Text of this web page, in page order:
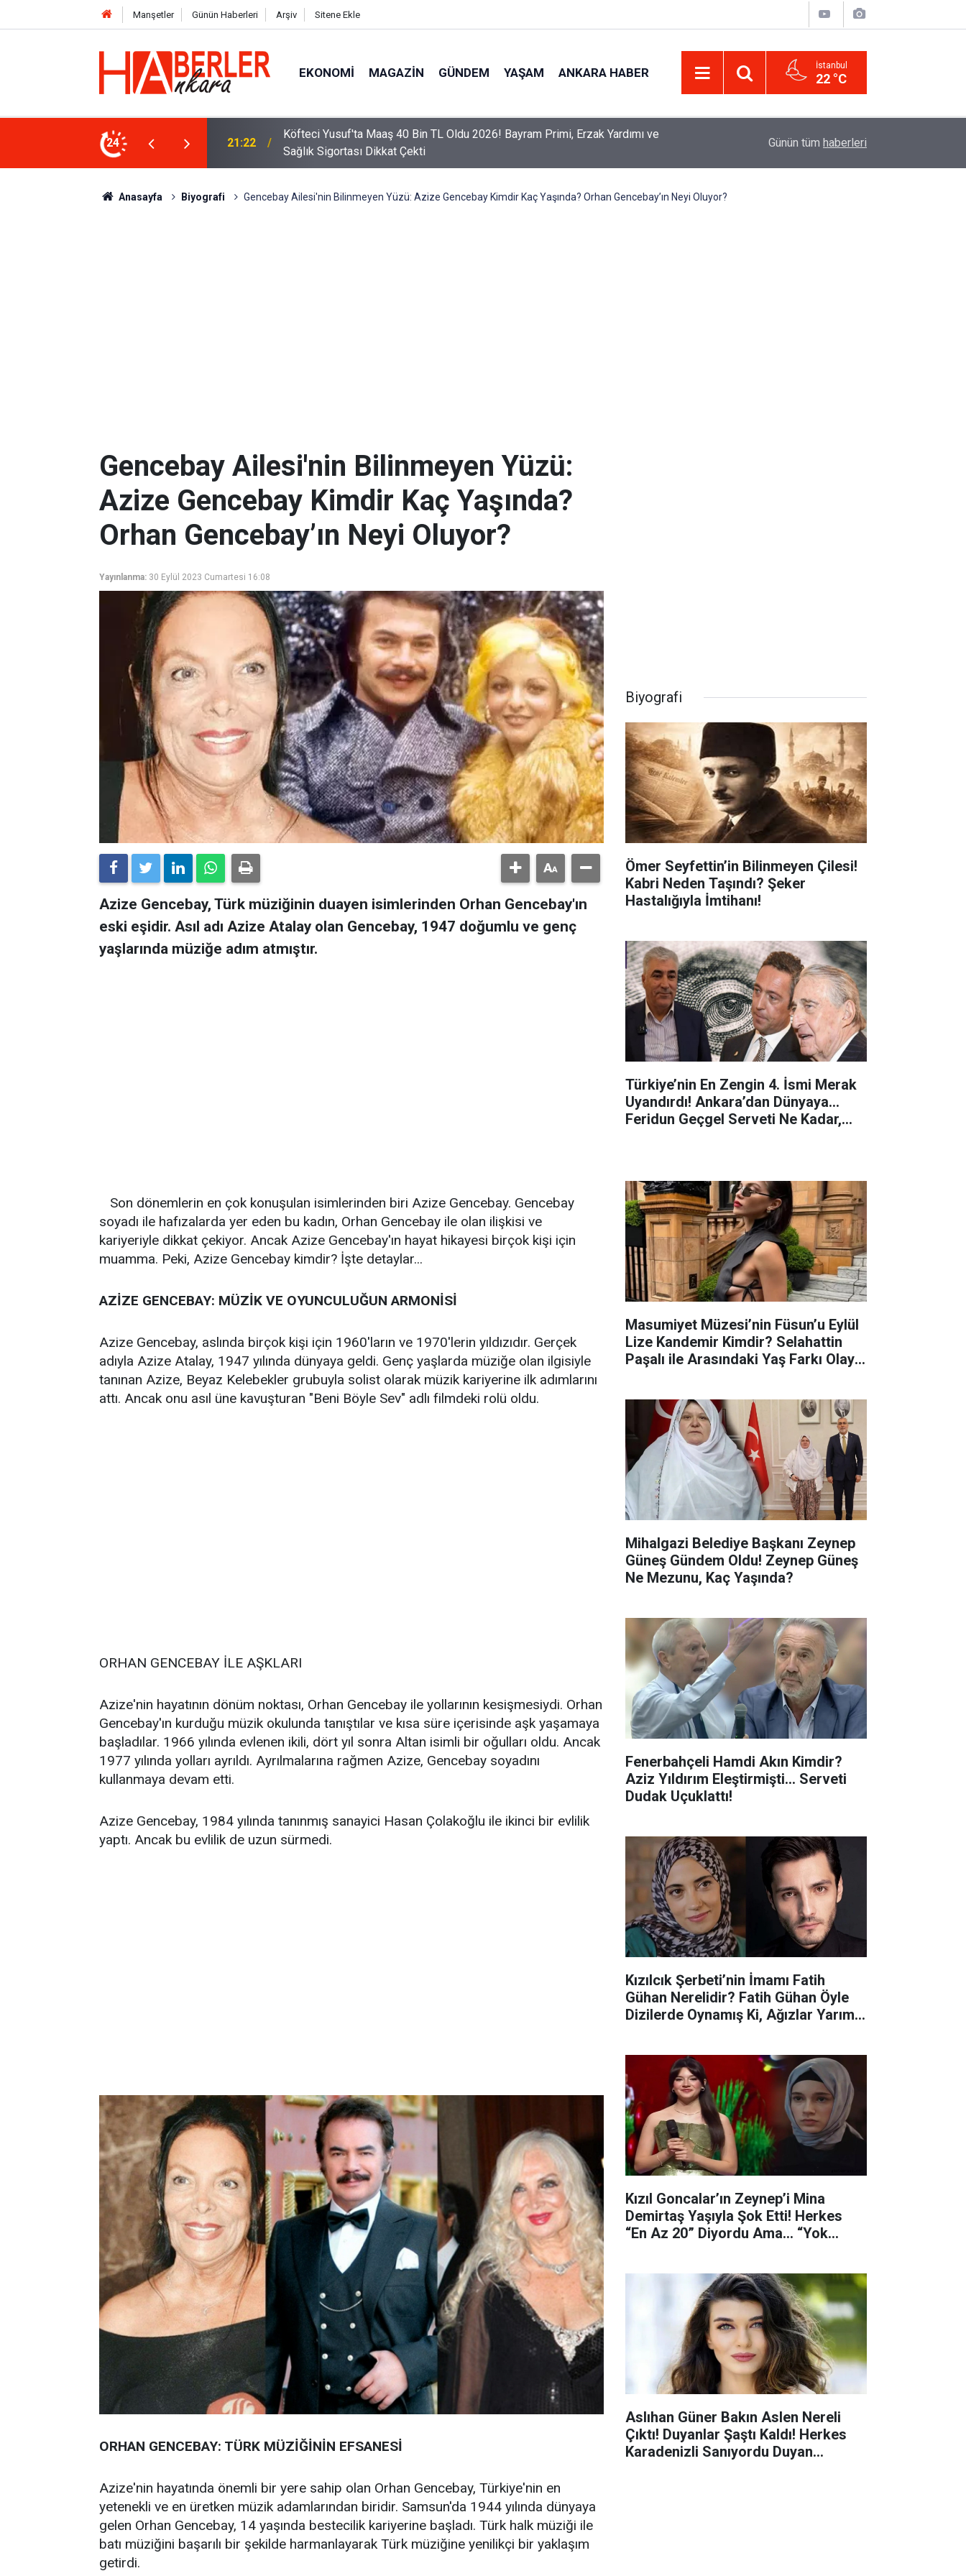
Manşetler Günün Haberleri Arşiv Sitene Ekle
EKONOMI MAGAZIN GÜNDEM YAŞAM ANKARA HABER İstanbul
22 °C
24
2026! Bayram Primi, Erzak Yardımı ve
12:33 Sürücüler Dikkat! Yeni Dönemde 3 İhlal Ehliyet İptaline Neden Olacak
Uzadı, Ödeme Kuralları Değişti
Günün tüm haberleri
Anasayfa Biyografi Gencebay Ailesi'nin Bilinmeyen Yüzü: Azize Gencebay Kimdir Kaç Yaşında? Orhan Gencebay’ın Neyi Oluyor?
Gencebay Ailesi'nin Bilinmeyen Yüzü:
Azize Gencebay Kimdir Kaç Yaşında?
Orhan Gencebay’ın Neyi Oluyor?
Yayınlanma: 30 Eylül 2023 Cumartesi 16:08
Azize Gencebay, Türk müziğinin duayen isimlerinden Orhan Gencebay'ın
eski eşidir. Asıl adı Azize Atalay olan Gencebay, 1947 doğumlu ve genç
yaşlarında müziğe adım atmıştır.
Son dönemlerin en çok konuşulan isimlerinden biri Azize Gencebay. Gencebay
soyadı ile hafızalarda yer eden bu kadın, Orhan Gencebay ile olan ilişkisi ve
kariyeriyle dikkat çekiyor. Ancak Azize Gencebay'ın hayat hikayesi birçok kişi için
muamma. Peki, Azize Gencebay kimdir? İşte detaylar...
AZİZE GENCEBAY: MÜZİK VE OYUNCULUĞUN ARMONİSİ
Azize Gencebay, aslında birçok kişi için 1960'ların ve 1970'lerin yıldızıdır. Gerçek
adıyla Azize Atalay, 1947 yılında dünyaya geldi. Genç yaşlarda müziğe olan ilgisiyle
tanınan Azize, Beyaz Kelebekler grubuyla solist olarak müzik kariyerine ilk adımlarını
attı. Ancak onu asıl üne kavuşturan "Beni Böyle Sev" adlı filmdeki rolü oldu.
ORHAN GENCEBAY İLE AŞKLARI
Azize'nin hayatının dönüm noktası, Orhan Gencebay ile yollarının kesişmesiydi. Orhan
Gencebay'ın kurduğu müzik okulunda tanıştılar ve kısa süre içerisinde aşk yaşamaya
başladılar. 1966 yılında evlenen ikili, dört yıl sonra Altan isimli bir oğulları oldu. Ancak
1977 yılında yolları ayrıldı. Ayrılmalarına rağmen Azize, Gencebay soyadını
kullanmaya devam etti.
Azize Gencebay, 1984 yılında tanınmış sanayici Hasan Çolakoğlu ile ikinci bir evlilik
yaptı. Ancak bu evlilik de uzun sürmedi.
ORHAN GENCEBAY: TÜRK MÜZİĞİNİN EFSANESİ
Azize'nin hayatında önemli bir yere sahip olan Orhan Gencebay, Türkiye'nin en
yetenekli ve en üretken müzik adamlarından biridir. Samsun'da 1944 yılında dünyaya
gelen Orhan Gencebay, 14 yaşında bestecilik kariyerine başladı. Türk halk müziği ile
batı müziğini başarılı bir şekilde harmanlayarak Türk müziğine yenilikçi bir yaklaşım
getirdi.
Biyografi
Ömer Seyfettin’in Bilinmeyen Çilesi!
Kabri Neden Taşındı? Şeker
Hastalığıyla İmtihanı!
Türkiye’nin En Zengin 4. İsmi Merak
Uyandırdı! Ankara’dan Dünyaya...
Feridun Geçgel Serveti Ne Kadar,
Masumiyet Müzesi’nin Füsun’u Eylül
Lize Kandemir Kimdir? Selahattin
Paşalı ile Arasındaki Yaş Farkı Olay
Mihalgazi Belediye Başkanı Zeynep
Güneş Gündem Oldu! Zeynep Güneş
Ne Mezunu, Kaç Yaşında?
Fenerbahçeli Hamdi Akın Kimdir?
Aziz Yıldırım Eleştirmişti... Serveti
Dudak Uçuklattı!
Kızılcık Şerbeti’nin İmamı Fatih
Gühan Nerelidir? Fatih Gühan Öyle
Dizilerde Oynamış Ki, Ağızlar Yarım
Kızıl Goncalar’ın Zeynep’i Mina
Demirtaş Yaşıyla Şok Etti! Herkes
“En Az 20” Diyordu Ama… “Yok
Aslıhan Güner Bakın Aslen Nereli
Çıktı! Duyanlar Şaştı Kaldı! Herkes
Karadenizli Sanıyordu Duyan